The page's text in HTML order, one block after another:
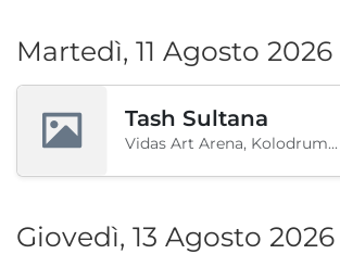
Martedì, 11 Agosto 2026
Tash Sultana
Vidas Art Arena, Kolodrum, Borisova gradina, Sofia, BG
Giovedì, 13 Agosto 2026